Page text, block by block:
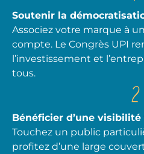
Soutenir la
Associez votre marque à
compte. Le Congrès UPI
l’investissement et
tous.
2
Bénéficier d’une
Touchez un public
profitez d’une large